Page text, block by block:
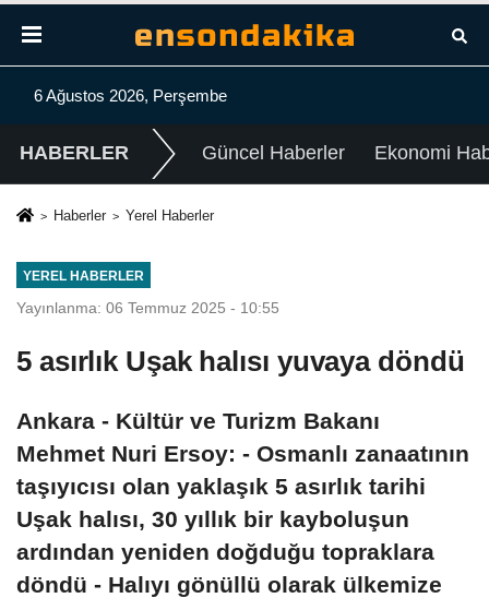
6 Ağustos 2026, Perşembe
HABERLER Güncel Haberler Ekonomi
Haberler Yerel Haberler
YEREL HABERLER
Yayınlanma: 06 Temmuz 2025 - 10:55
5 asırlık Uşak halısı yuvaya döndü
Ankara - Kültür ve Turizm Bakanı
Mehmet Nuri Ersoy: - Osmanlı zanaatının
taşıyıcısı olan yaklaşık 5 asırlık tarihi
Uşak halısı, 30 yıllık bir kayboluşun
ardından yeniden doğduğu topraklara
döndü - Halıyı gönüllü olarak ülkemize